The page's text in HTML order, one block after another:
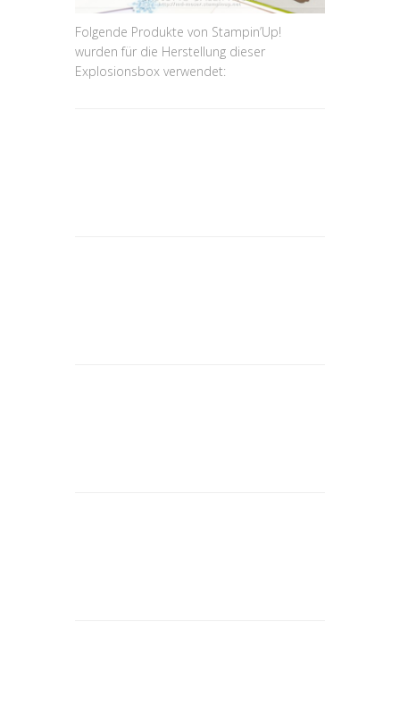
Folgende Produkte von Stampin’Up!
wurden für die Herstellung dieser
Explosionsbox verwendet: